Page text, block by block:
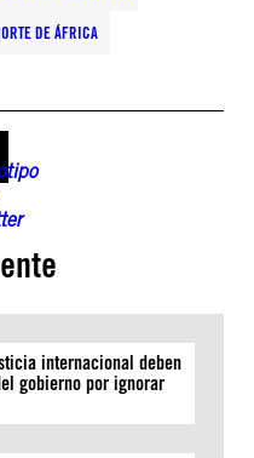
DE ÁFRICA
internacional deben
gobierno por ignorar